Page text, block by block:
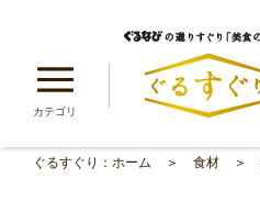
カテゴリ
ぐるすぐり：ホーム 食材